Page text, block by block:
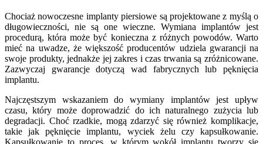
Chociaż nowoczesne implanty piersiowe są projektowane z myślą o
długowieczności, nie są one wieczne. Wymiana implantów jest
procedurą, która może być konieczna z różnych powodów. Warto
mieć na uwadze, że większość producentów udziela gwarancji na
swoje produkty, jednakże jej zakres i czas trwania są zróżnicowane.
Zazwyczaj gwarancje dotyczą wad fabrycznych lub pęknięcia
implantu.
Najczęstszym wskazaniem do wymiany implantów jest upływ
czasu, który może doprowadzić do ich naturalnego zużycia lub
degradacji. Choć rzadkie, mogą zdarzyć się również komplikacje,
takie jak pęknięcie implantu, wyciek żelu czy kapsułkowanie.